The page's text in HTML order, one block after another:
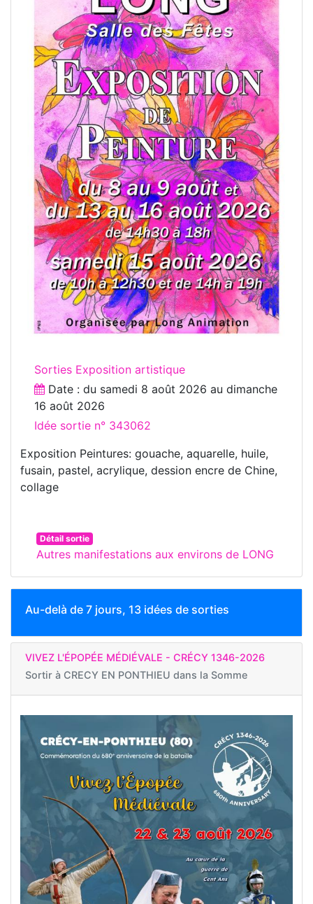
Sorties Exposition artistique
Date : du samedi 8 août 2026 au dimanche
16 août 2026
Idée sortie n° 343062
Exposition Peintures: gouache, aquarelle, huile,
fusain, pastel, acrylique, dession encre de Chine,
collage
Détail sortie
Autres manifestations aux environs de LONG
Au-delà de 7 jours, 13 idées de sorties
VIVEZ L'ÉPOPÉE MÉDIÉVALE - CRÉCY 1346-2026
Sortir à CRECY EN PONTHIEU dans la Somme